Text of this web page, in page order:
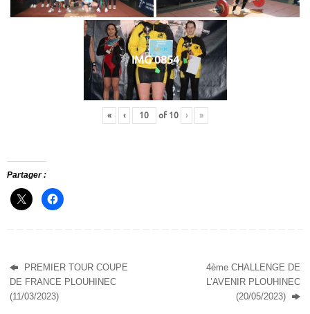
IMG 0854
« ‹ of 10 › »
Partager :
PREMIER TOUR COUPE
DE FRANCE PLOUHINEC
(11/03/2023)
4ème CHALLENGE DE
L’AVENIR PLOUHINEC
(20/05/2023)